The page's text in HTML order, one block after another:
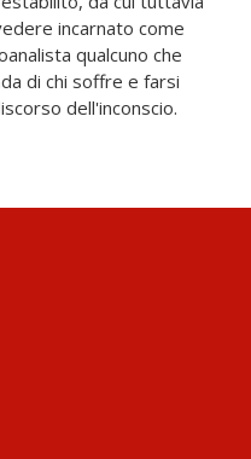
incarnato come
qualcuno che
di chi soffre e farsi
dell'inconscio.